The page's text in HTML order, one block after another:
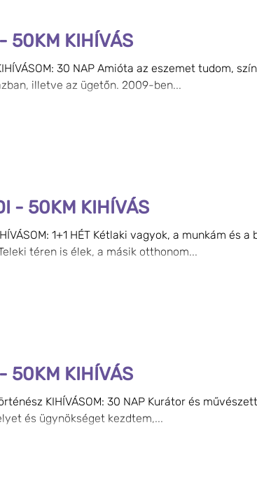
50KM KIHÍVÁS
30 NAP Amióta az eszemet tudom,
illetve az ügetőn. 2009-ben...
- 50KM KIHÍVÁS
1+1 HÉT Kétlaki vagyok, a munkám és
téren is élek, a másik otthonom...
50KM KIHÍVÁS
KIHÍVÁSOM: 30 NAP Kurátor és
és ügynökséget kezdtem,...